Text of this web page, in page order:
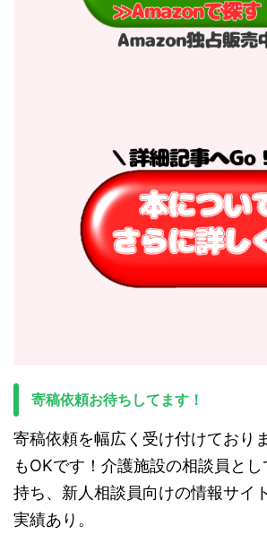
寄稿依頼お待ちしてます！
寄稿依頼を幅広く受け付けており
もOKです！介護施設の相談員と
持ち、新人相談員向けの情報サイ
実績あり。